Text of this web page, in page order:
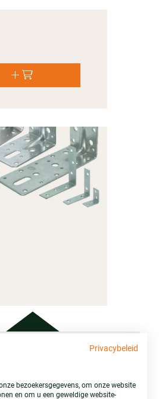
Bouwstoffen B.V.
Privacybeleid
bezoekersgegevens, om onze website
en om u een geweldige website-